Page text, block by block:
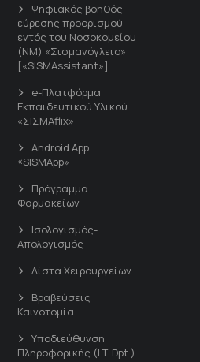
Ψηφιακός βοηθός
εύρεσης προορισμού
εντός του Νοσοκομείου
(ΝΜ) «Σισμανόγλειο»
[«SISMAssistant»]
e-Πλατφόρμα
Εκπαιδευτικού Υλικού
«ΣΙΣΜΑflix»
Android App
«SISMApp»
Πρόγραμμα
Φαρμακείων
Ισολογισμός-
Απολογισμός
Λίστα Χειρουργείων
Βραβεύσεις
Καινοτομία
Υποδιεύθυνση
Πληροφορικής (I.T. Dpt.)